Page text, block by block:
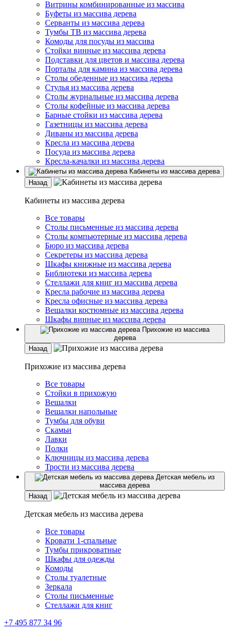
Витрины комбинированные из массива
Буфеты из массива дерева
Серванты из массива дерева
Тумбы ТВ из массива дерева
Комоды для посуды из массива
Стойки винные из массива дерева
Подставки для цветов и массива дерева
Порталы для камина из массива дерева
Столы обеденные из массива дерева
Стулья из массива дерева
Столы журнальные из массива дерева
Столы кофейные из массива дерева
Барные стойки из массива дерева
Газетницы из массива дерева
Диваны из массива дерева
Кресла из массива дерева
Посуда из массива дерева
Кресла-качалки из массива дерева
Кабинеты из массива дерева
Назад
Кабинеты из массива дерева
Все товары
Столы письменные из массива дерева
Столы компьютерные из массива дерева
Бюро из массива дерева
Секретеры из массива дерева
Шкафы книжные из массива дерева
Библиотеки из массива дерева
Стеллажи для книг из массива дерева
Кресла рабочие из массива дерева
Кресла офисные из массива дерева
Вешалки костюмные из массива дерева
Шкафы винные из массива дерева
Прихожие из массива
дерева
Назад
Прихожие из массива дерева
Все товары
Стойки в прихожую
Вешалки
Вешалки напольные
Тумбы для обуви
Скамьи
Лавки
Полки
Ключницы из массива дерева
Трости из массива дерева
Детская мебель из
массива дерева
Назад
Детская мебель из массива дерева
Все товары
Кровати 1-спальные
Тумбы прикроватные
Шкафы для одежды
Комоды
Столы туалетные
Зеркала
Столы письменные
Стеллажи для книг
+7 495 877 34 96